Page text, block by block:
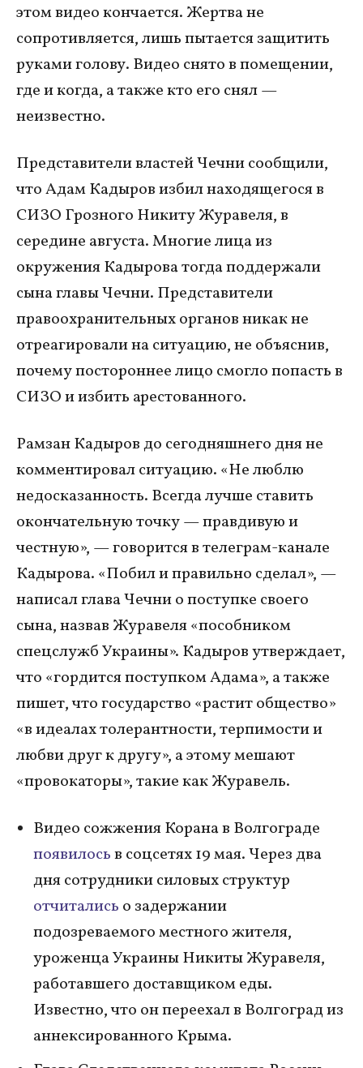
этом видео кончается. Жертва не
сопротивляется, лишь пытается защитить
руками голову. Видео снято в помещении,
где и когда, а также кто его снял —
неизвестно.
Представители властей Чечни сообщили,
что Адам Кадыров избил находящегося в
СИЗО Грозного Никиту Журавеля, в
середине августа. Многие лица из
окружения Кадырова тогда поддержали
сына главы Чечни. Представители
правоохранительных органов никак не
отреагировали на ситуацию, не объяснив,
почему постороннее лицо смогло попасть в
СИЗО и избить арестованного.
Рамзан Кадыров до сегодняшнего дня не
комментировал ситуацию. «Не люблю
недосказанность. Всегда лучше ставить
окончательную точку — правдивую и
честную», — говорится в телеграм-канале
Кадырова. «Побил и правильно сделал», —
написал глава Чечни о поступке своего
сына, назвав Журавеля «пособником
спецслужб Украины». Кадыров утверждает,
что «гордится поступком Адама», а также
пишет, что государство «растит общество»
«в идеалах толерантности, терпимости и
любви друг к другу», а этому мешают
«провокаторы», такие как Журавель.
Видео сожжения Корана в Волгограде
появилосьв соцсетях 19 мая. Через два
дня сотрудники силовых структур
отчитались о задержании
подозреваемого местного жителя,
уроженца Украины Никиты Журавеля,
работавшего доставщиком еды.
Известно, что он переехал в Волгоград из
аннексированного Крыма.